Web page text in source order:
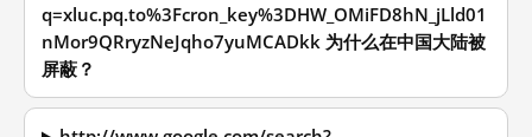
q=xluc.pq.to%3Fcron_key%3DHW_OMiFD8hN_jLld01
nMor9QRryzNeJqho7yuMCADkk 为什么在中国大陆被
屏蔽？